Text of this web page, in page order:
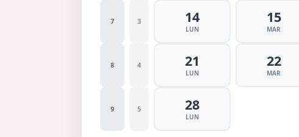
7 3 14
LUN
15
MAR
8 4 21
LUN
22
MAR
9 5 28
LUN